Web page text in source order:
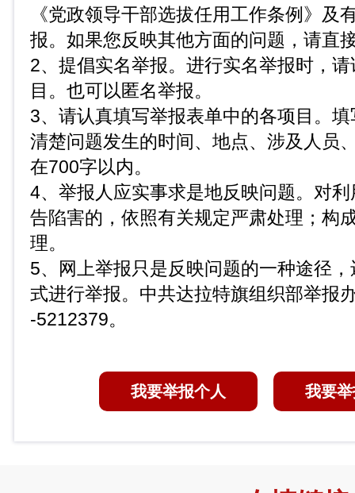
《党政领导干部选拔任用工作条例》及
报。如果您反映其他方面的问题，请直
2、提倡实名举报。进行实名举报时，
目。也可以匿名举报。
3、请认真填写举报表单中的各项目。填
清楚问题发生的时间、地点、涉及人员
在700字以内。
4、举报人应实事求是地反映问题。对
告陷害的，依照有关规定严肃处理；构
理。
5、网上举报只是反映问题的一种途径
式进行举报。中共达拉特旗组织部举报
-5212379。
我要举报个人 我要